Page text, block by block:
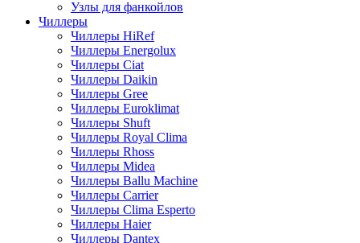
Узлы для фанкойлов
Чиллеры
Чиллеры HiRef
Чиллеры Energolux
Чиллеры Ciat
Чиллеры Daikin
Чиллеры Gree
Чиллеры Euroklimat
Чиллеры Shuft
Чиллеры Royal Clima
Чиллеры Rhoss
Чиллеры Midea
Чиллеры Ballu Machine
Чиллеры Carrier
Чиллеры Clima Esperto
Чиллеры Haier
Чиллеры Dantex